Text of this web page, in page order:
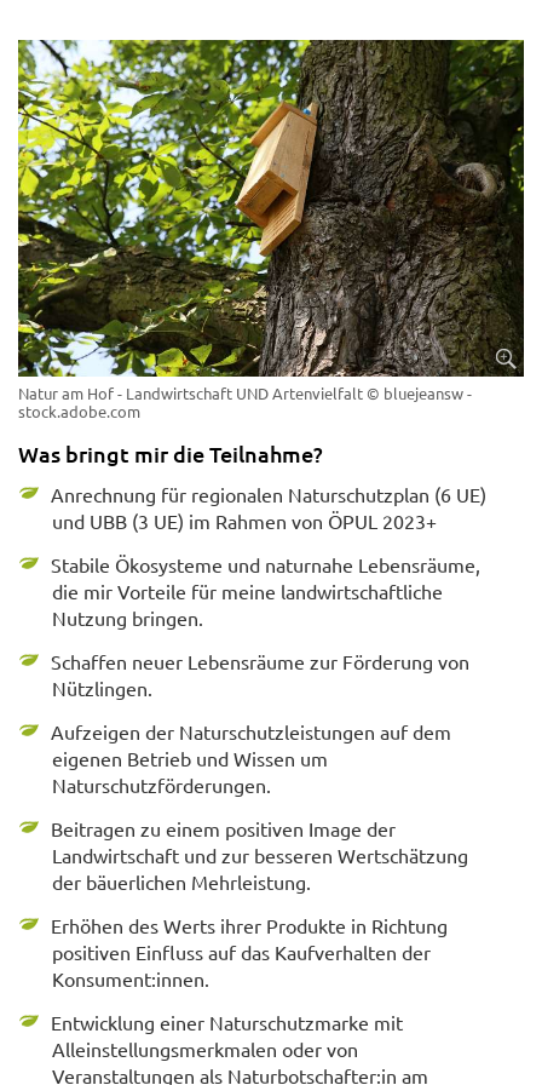
Natur am Hof - Landwirtschaft UND Artenvielfalt © bluejeansw -
stock.adobe.com
Was bringt mir die Teilnahme?
Anrechnung für regionalen Naturschutzplan (6 UE)
und UBB (3 UE) im Rahmen von ÖPUL 2023+
Stabile Ökosysteme und naturnahe Lebensräume,
die mir Vorteile für meine landwirtschaftliche
Nutzung bringen.
Schaffen neuer Lebensräume zur Förderung von
Nützlingen.
Aufzeigen der Naturschutzleistungen auf dem
eigenen Betrieb und Wissen um
Naturschutzförderungen.
Beitragen zu einem positiven Image der
Landwirtschaft und zur besseren Wertschätzung
der bäuerlichen Mehrleistung.
Erhöhen des Werts ihrer Produkte in Richtung
positiven Einfluss auf das Kaufverhalten der
Konsument:innen.
Entwicklung einer Naturschutzmarke mit
Alleinstellungsmerkmalen oder von
Veranstaltungen als Naturbotschafter:in am